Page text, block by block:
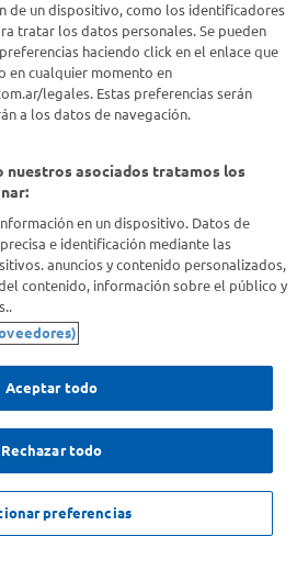
ofertas
ENVIAR
DE ARREPENTIMIENTO
los derechos reservados |
de las y los Consumidores para
de un dispositivo, como los identificadores
tratar los datos personales. Se pueden
haciendo click en el enlace que
en cualquier momento en
legales. Estas preferencias serán
a los datos de navegación.
nuestros asociados tratamos los
en un dispositivo. Datos de
e identificación mediante las
anuncios y contenido personalizados,
contenido, información sobre el público y
Aceptar todo
Rechazar todo
preferencias